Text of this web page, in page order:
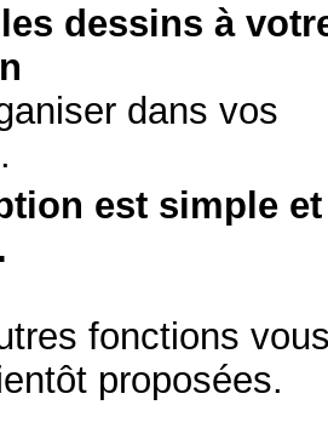
dessins à
dans vos
est simple et
fonctions
proposées.